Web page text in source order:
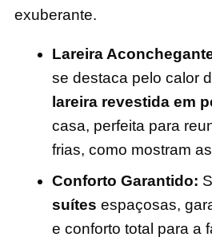
exuberante.
Lareira
se destaca pelo calor
lareira revestida em
casa, perfeita para
frias, como mostram
Conforto Garantido:
suítes espaçosas,
e conforto total para a